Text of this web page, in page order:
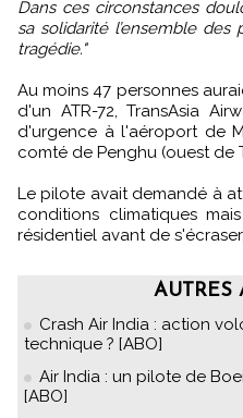
Dans ces circonstances
sa solidarité l’ensemble
tragédie."
Au moins 47 personnes
d'un ATR-72, TransAsia
d'urgence à l'aéroport de
comté de Penghu (ouest de
Le pilote avait demandé à
conditions climatiques
résidentiel avant de s'écraser.
AUTRES
Crash Air India : action
technique ? [ABO]
Air India : un pilote de
[ABO]